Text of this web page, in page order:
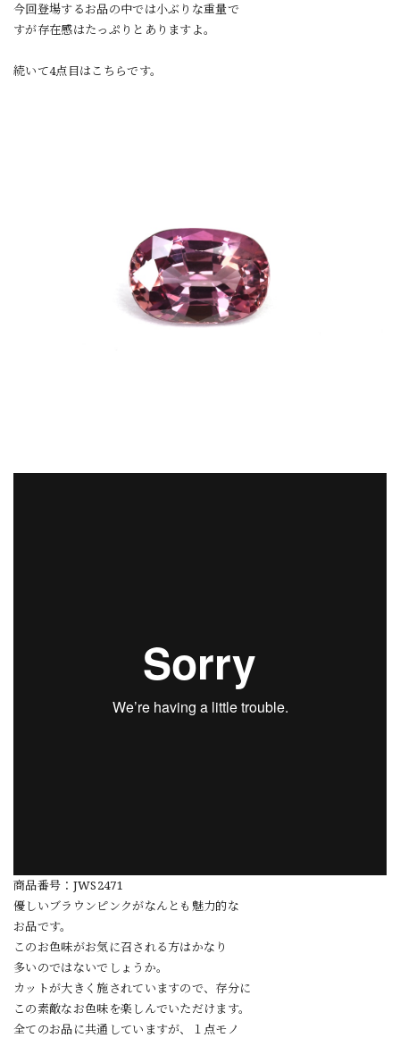
今回登場するお品の中では小ぶりな重量で
すが存在感はたっぷりとありますよ。
続いて4点目はこちらです。
商品番号：JWS2471
優しいブラウンピンクがなんとも魅力的な
お品です。
このお色味がお気に召される方はかなり
多いのではないでしょうか。
カットが大きく施されていますので、存分に
この素敵なお色味を楽しんでいただけます。
全てのお品に共通していますが、１点モノ